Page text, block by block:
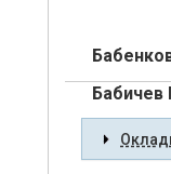
Бабичев